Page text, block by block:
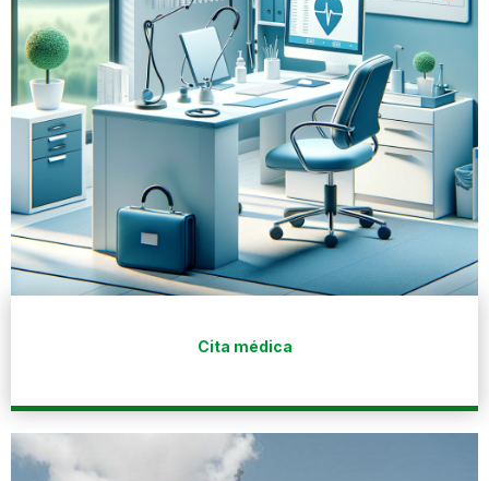
Cita médica